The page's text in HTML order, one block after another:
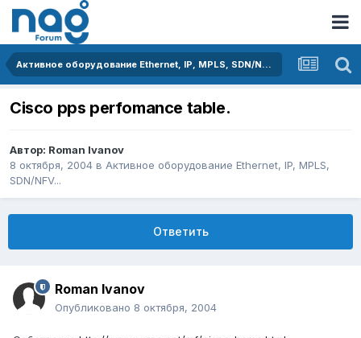
Активное оборудование Ethernet, IP, MPLS, SDN/NFV...
Cisco pps perfomance table.
Автор: Roman Ivanov
8 октября, 2004 в Активное оборудование Ethernet, IP, MPLS,
SDN/NFV...
Ответить
Roman Ivanov
Опубликовано 8 октября, 2004